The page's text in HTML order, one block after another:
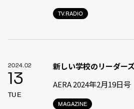
TV.RADIO
2024.02
13
TUE
MAGAZINE
新しい学校のリーダー
AERA 2024年2月19日号